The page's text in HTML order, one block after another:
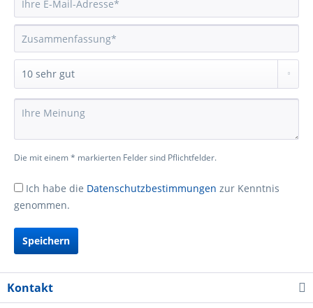
Die mit einem * markierten Felder sind Pflichtfelder.
Ich habe die Datenschutzbestimmungen zur Kenntnis
genommen.
Speichern
Kontakt